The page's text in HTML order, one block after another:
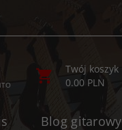
Twój koszyk
0.00 PLN
Blog gitarowy